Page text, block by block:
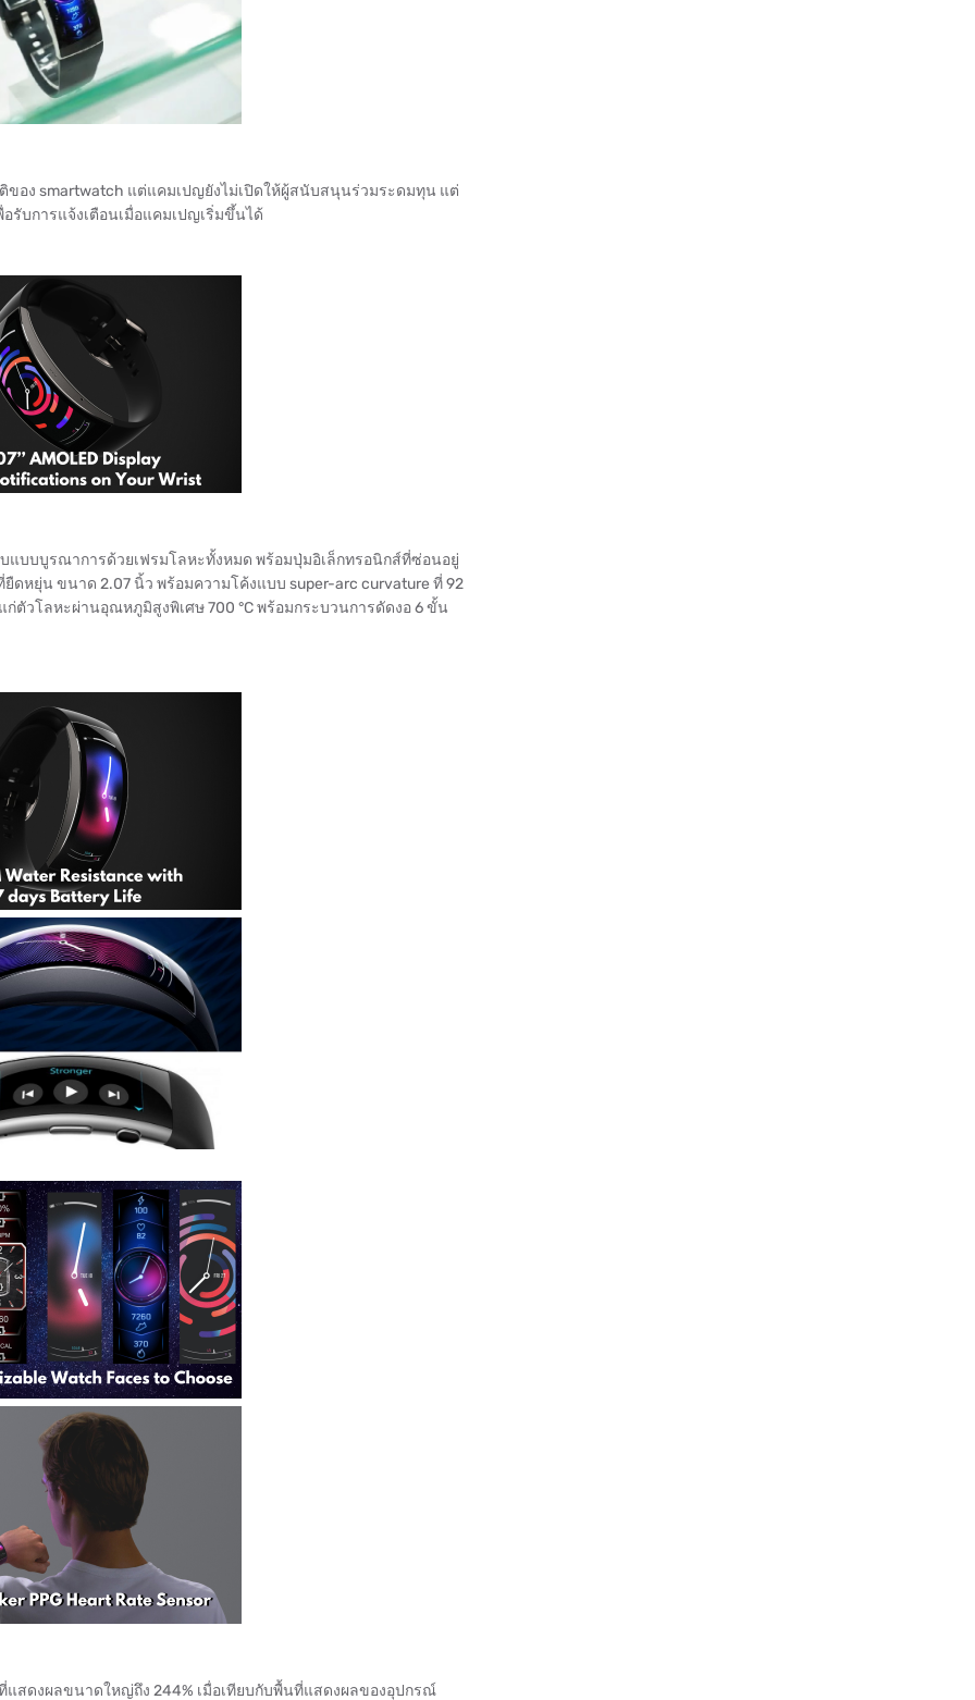
อง smartwatch แต่แคมเปญยังไม่เปิดให้ผู้สนับสนุนร่วมระดมทุน แต่
รับการแจ้งเตือนเมื่อแคมเปญเริ่มขึ้นได้
บแบบบูรณาการด้วยเฟรมโลหะทั้งหมด พร้อมปุ่มอิเล็กทรอนิกส์ที่ซ่อนอยู่
หยุ่น ขนาด 2.07 นิ้ว พร้อมความโค้งแบบ super-arc curvature ที่ 92
ตัวโลหะผ่านอุณหภูมิสูงพิเศษ 700 °C พร้อมกระบวนการดัดงอ 6 ขั้น
แสดงผลขนาดใหญ่ถึง 244% เมื่อเทียบกับพื้นที่แสดงผลของอุปกรณ์